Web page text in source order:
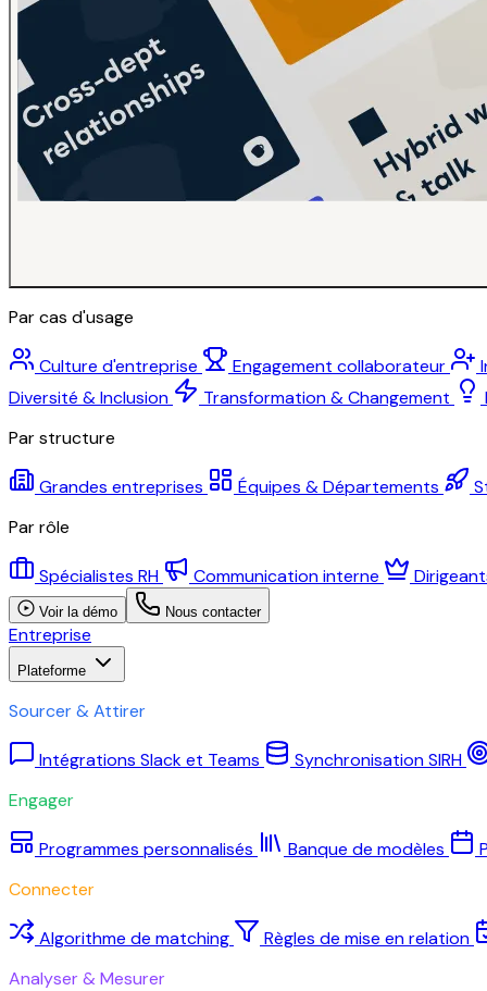
Par cas d'usage
Culture d'entreprise Engagement collaborateur
Diversité & Inclusion
Transformation & Changement
Par structure
Grandes entreprises Équipes & Départements
Par rôle
Spécialistes RH Communication interne
Voir la démo Nous contacter
Entreprise
Plateforme
Sourcer & Attirer
Intégrations Slack et Teams
Synchronisation SIRH
Engager
Programmes personnalisés Banque de modèles
Connecter
Algorithme de matching
Règles de mise en relation
Analyser & Mesurer